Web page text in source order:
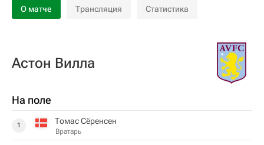
О матче Трансляция Статистика
Астон Вилла
На поле
1 Томас Сёренсен
Вратарь